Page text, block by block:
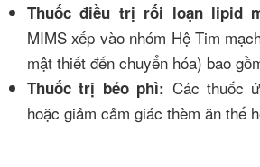
Thuốc điều trị rối loạn lipid
MIMS xếp vào nhóm Hệ Tim
mật thiết đến chuyển hóa) bao
Thuốc trị béo phì: Các thuốc
hoặc giảm cảm giác thèm ăn thế